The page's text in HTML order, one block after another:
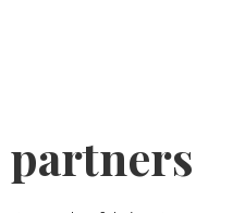
partners